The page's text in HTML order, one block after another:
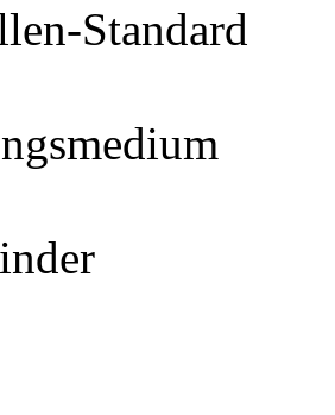
Standard